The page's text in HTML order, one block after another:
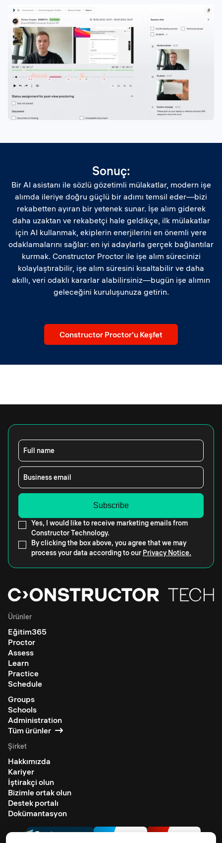
Sonuç:
Bir AI asistanı ile sözlü gözetimli mülakatlar, modern işe
alımda ileriye doğru güçlü bir adımı temsil eder—bizi
rekabetten ayıran bir yetenek sunar. İşe alım giderek
daha uzaktan ve rekabetçi hale geldikçe, ilk mülakatlar
için AI kullanmak, ekiplerin enerjilerini en önemli yere
odaklamalarını sağlar: en iyi adaylarla gerçek bağlantılar
kurmak. Constructor Proctor ile işe alım sürecinizi
kolaylaştırabilir, işe alım süresini kısaltabilir ve daha
akıllı, veri odaklı kararlar alabilirsiniz—bugün işe alımın
geleceğini kuruluşunuza getirin.
Constructor Proctor'u Keşfet
Full name
Business email
Yes, I would like to receive marketing emails from
Constructor Technology.
By clicking the box above, you agree that we may
process your data according to our Privacy Notice.
Ürünler
Eğitim365
Proctor
Assess
Learn
Practice
Schedule
Groups
Schools
Administration
Tüm ürünler
Şirket
Hakkımızda
Kariyer
İştirakçi olun
Bizimle ortak olun
Destek portalı
Dokümantasyon